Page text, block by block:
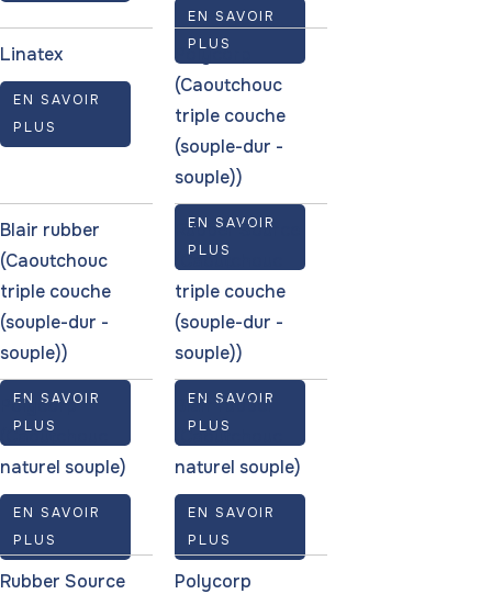
EN SAVOIR
PLUS
Linatex
EN SAVOIR
PLUS
Polycorp
(Caoutchouc
triple couche
(souple-dur -
souple))
EN SAVOIR
PLUS
Blair rubber
(Caoutchouc
triple couche
(souple-dur -
souple))
EN SAVOIR
PLUS
Rubber Source
(Caoutchouc
triple couche
(souple-dur -
souple))
EN SAVOIR
PLUS
Polycorp
(Caoutchouc
naturel souple)
EN SAVOIR
PLUS
Blair rubber
(Caoutchouc
naturel souple)
EN SAVOIR
PLUS
Rubber Source
Polycorp